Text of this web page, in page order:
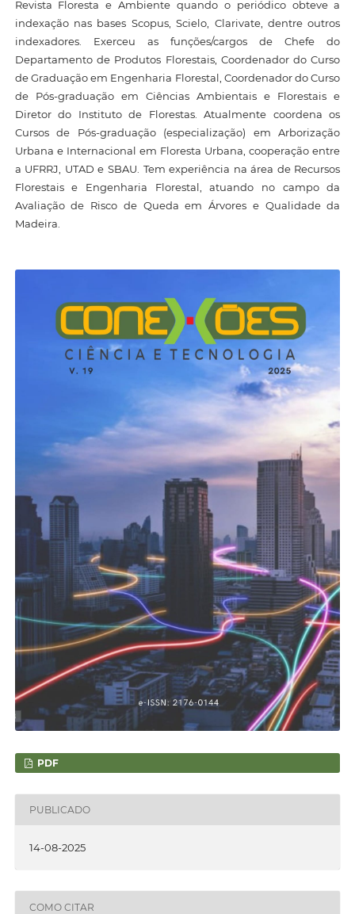
Revista Floresta e Ambiente quando o periódico obteve a
indexação nas bases Scopus, Scielo, Clarivate, dentre outros
indexadores. Exerceu as funções/cargos de Chefe do
Departamento de Produtos Florestais, Coordenador do Curso
de Graduação em Engenharia Florestal, Coordenador do Curso
de Pós-graduação em Ciências Ambientais e Florestais e
Diretor do Instituto de Florestas. Atualmente coordena os
Cursos de Pós-graduação (especialização) em Arborização
Urbana e Internacional em Floresta Urbana, cooperação entre
a UFRRJ, UTAD e SBAU. Tem experiência na área de Recursos
Florestais e Engenharia Florestal, atuando no campo da
Avaliação de Risco de Queda em Árvores e Qualidade da
Madeira.
PDF
PUBLICADO
14-08-2025
COMO CITAR